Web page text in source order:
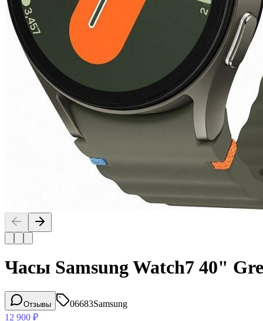
Часы Samsung Watch7 40"
Отзывы 06683Samsung
12 900 ₽